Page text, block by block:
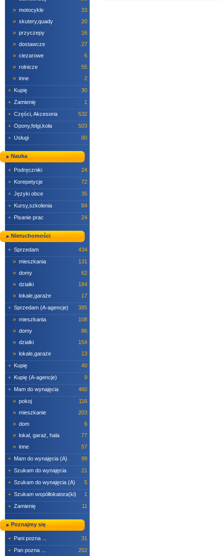
» motocykle
33
» skutery,quady
20
» przyczepy
16
» dostawcze
27
» ciezarowe
6
» rolnicze
55
» inne
2
+ Kupię
30
+ Zamienię
1
+ Części, Akcesoria
532
+ Opony,felgi,koła
503
+ Usługi 80
Nauka
+ Podręczniki
24
+ Korepetycje
72
+ Języki obce
35
+ Kursy,szkolenia
84
+ Pisanie prac 24
Nieruchomości
+ Sprzedam
434
» mieszkania
131
» domy
62
» dzialki
184
» lokale,garaże
17
+ Sprzedam (A-agencje)
385
» mieszkania
108
» domy
86
» dzialki
154
» lokale,garaże
13
+ Kupię
40
+ Kupię (A-agencje)
9
+ Mam do wynajęcia
460
» pokoj
116
» mieszkanie
203
» dom
6
» lokal, garaż, hala
77
» inne
57
+ Mam do wynajęcia (A)
99
+ Szukam do wynajęcia
21
+ Szukam do wynajęcia (A)
5
+ Szukam współlokatora(ki)
1
+ Zamienię 11
Poznajmy się
+ Pani pozna ...
31
+ Pan pozna ... 252